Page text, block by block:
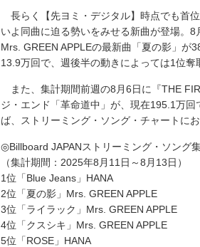
長らく【先ヨミ・デジタル】時点でも首
いよ同曲に迫る勢いをみせる新曲が登場。
Mrs. GREEN APPLEの最新曲「夏の影」が
13.9万回で、週後半の動きによっては1位奪
また、集計期間前週の8月6日に『THE
ジ・エンド「革命道中」が、現在195.1万
ば、ストリーミング・ソング・チャートに
◎Billboard JAPANストリーミング・ソング
（集計期間：2025年8月11日～8月13日）
1位「Blue Jeans」HANA
2位「夏の影」Mrs. GREEN APPLE
3位「ライラック」Mrs. GREEN APPLE
4位「クスシキ」Mrs. GREEN APPLE
5位「ROSE」HANA